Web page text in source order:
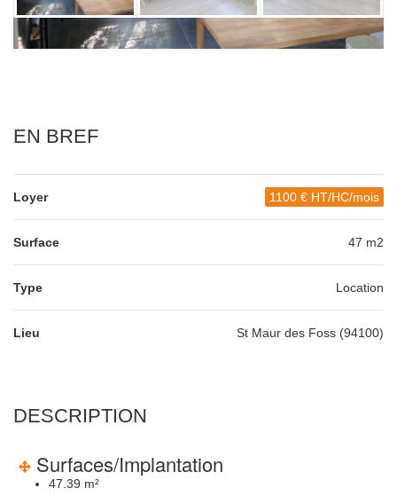
EN BREF
Loyer 1100 € HT/HC/mois
Surface 47 m2
Type Location
Lieu St Maur des Foss (94100)
DESCRIPTION
Surfaces/Implantation
47.39 m²